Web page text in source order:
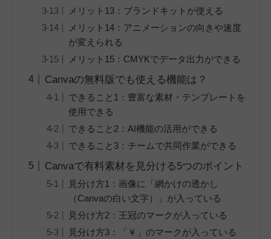
メリット13：ブランドキットが使える
メリット14：アニメーションの向きや速度
が変えられる
メリット15：CMYKでデータ出力ができる
Canvaの無料版でも使える機能は？
できること1：豊富な素材・テンプレートを
使用できる
できること2：AI機能の活用ができる
できること3：チームで共同作業ができる
Canvaで有料素材を見分ける5つのポイント
見分け方1：画像に「網かけの透かし
（Canvaの白い文字）」が入っている
見分け方2：王冠のマークが入っている
見分け方3：「￥」のマークが入っている